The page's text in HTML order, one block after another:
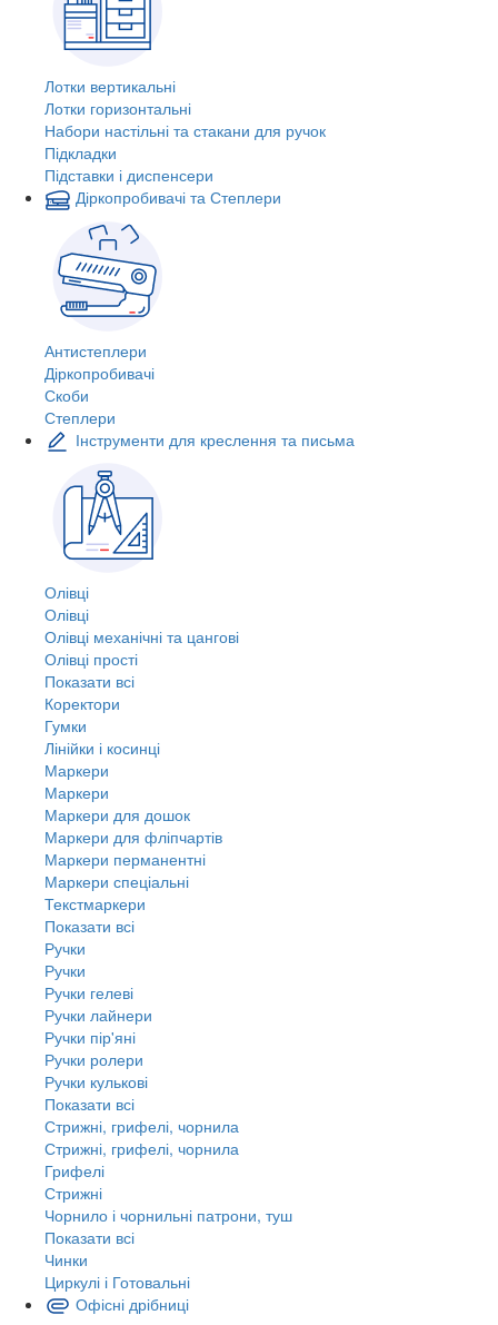
Лотки вертикальні
Лотки горизонтальні
Набори настільні та стакани для ручок
Підкладки
Підставки і диспенсери
Діркопробивачі та Степлери
Антистеплери
Діркопробивачі
Скоби
Степлери
Інструменти для креслення та письма
Олівці
Олівці
Олівці механічні та цангові
Олівці прості
Показати всі
Коректори
Гумки
Лінійки і косинці
Маркери
Маркери
Маркери для дошок
Маркери для фліпчартів
Маркери перманентні
Маркери спеціальні
Текстмаркери
Показати всі
Ручки
Ручки
Ручки гелеві
Ручки лайнери
Ручки пір'яні
Ручки ролери
Ручки кулькові
Показати всі
Стрижні, грифелі, чорнила
Стрижні, грифелі, чорнила
Грифелі
Стрижні
Чорнило і чорнильні патрони, туш
Показати всі
Чинки
Циркулі і Готовальні
Офісні дрібниці